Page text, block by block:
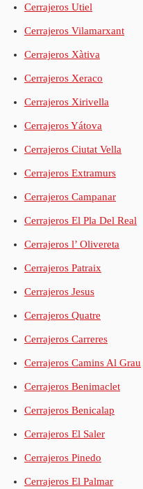
Cerrajeros Utiel
Cerrajeros Vilamarxant
Cerrajeros Xàtiva
Cerrajeros Xeraco
Cerrajeros Xirivella
Cerrajeros Yátova
Cerrajeros Ciutat Vella
Cerrajeros Extramurs
Cerrajeros Campanar
Cerrajeros El Pla Del Real
Cerrajeros l’ Olivereta
Cerrajeros Patraix
Cerrajeros Jesus
Cerrajeros Quatre
Cerrajeros Carreres
Cerrajeros Camins Al Grau
Cerrajeros Benimaclet
Cerrajeros Benicalap
Cerrajeros El Saler
Cerrajeros Pinedo
Cerrajeros El Palmar